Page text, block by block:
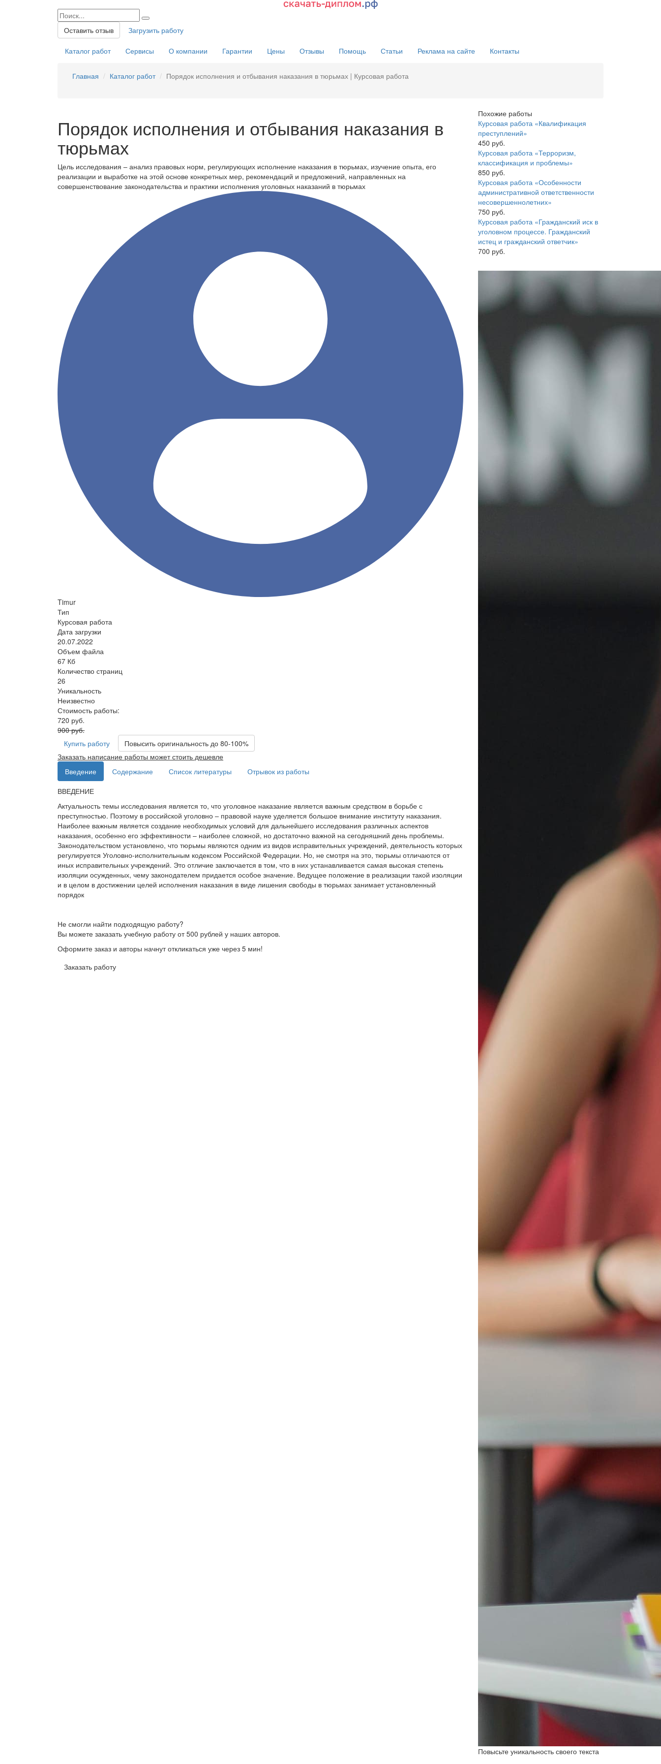
Оставить отзыв Загрузить работу
Каталог работ Сервисы О компании Гарантии Цены Отзывы Помощь Статьи Реклама на сайте Контакты
Главная Каталог работ Порядок исполнения и отбывания наказания в тюрьмах | Курсовая работа
Порядок исполнения и отбывания наказания в
тюрьмах
Цель исследования – анализ правовых норм, регулирующих исполнение наказания в тюрьмах, изучение опыта, его
реализации и выработке на этой основе конкретных мер, рекомендаций и предложений, направленных на
совершенствование законодательства и практики исполнения уголовных наказаний в тюрьмах
Timur
Тип
Курсовая работа
Дата загрузки
20.07.2022
Объем файла
67 Кб
Количество страниц
26
Уникальность
Неизвестно
Стоимость работы:
720 руб.
900 руб.
Купить работу
Повысить оригинальность до 80-100%
Заказать написание работы может стоить дешевле
Введение
Содержание Список литературы
Отрывок из работы
ВВЕДЕНИЕ
Актуальность темы исследования является то, что уголовное наказание является важным средством в борьбе с
преступностью. Поэтому в российской уголовно – правовой науке уделяется большое внимание институту наказания.
Наиболее важным является создание необходимых условий для дальнейшего исследования различных аспектов
наказания, особенно его эффективности – наиболее сложной, но достаточно важной на сегодняшний день проблемы.
Законодательством установлено, что тюрьмы являются одним из видов исправительных учреждений, деятельность которых
регулируется Уголовно-исполнительным кодексом Российской Федерации. Но, не смотря на это, тюрьмы отличаются от
иных исправительных учреждений. Это отличие заключается в том, что в них устанавливается самая высокая степень
изоляции осужденных, чему законодателем придается особое значение. Ведущее положение в реализации такой изоляции
и в целом в достижении целей исполнения наказания в виде лишения свободы в тюрьмах занимает установленный
порядок
Не смогли найти подходящую работу?
Вы можете заказать учебную работу от 500 рублей у наших авторов.
Оформите заказ и авторы начнут откликаться уже через 5 мин!
Заказать работу
Похожие работы
Курсовая работа «Квалификация
преступлений»
450 руб.
Курсовая работа «Терроризм,
классификация и проблемы»
850 руб.
Курсовая работа «Особенности
административной ответственности
несовершеннолетних»
750 руб.
Курсовая работа «Гражданский иск в
уголовном процессе. Гражданский
истец и гражданский ответчик»
700 руб.
Повысьте уникальность своего текста